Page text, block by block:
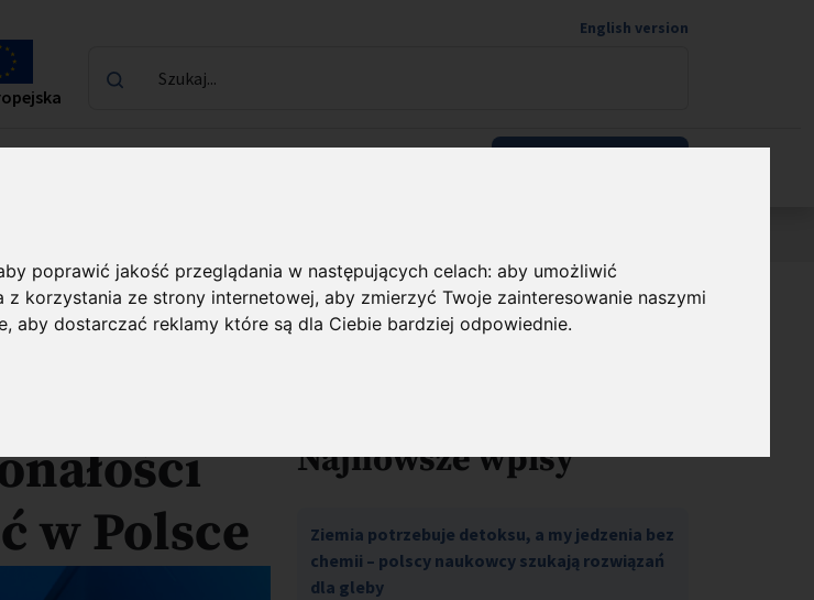
poprawić jakość przeglądania w następujących celach:aby umożliwić
z korzystania ze strony internetowej,aby zmierzyć Twoje zainteresowanie naszymi
,aby dostarczać reklamy które są dla Ciebie bardziej odpowiednie.
English version
Szukaj...
dziesięć centrów doskonałości rozpoczyna działalność w Polsce
w Polsce
Udostępnij
Najnowsze wpisy
Ziemia potrzebuje detoksu, a my jedzenia bez
chemii – polscy naukowcy szukają rozwiązań
dla gleby